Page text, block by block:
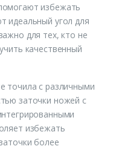
избежать
идеальный угол для
для тех, кто не
качественный
точила с различными
заточки ножей с
избежать
более